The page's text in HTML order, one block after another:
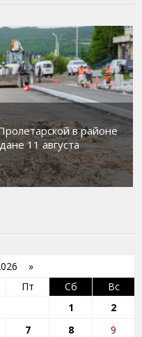
в районе
11 августа
»
Пт Сб
Вс
1
2
7 8
9